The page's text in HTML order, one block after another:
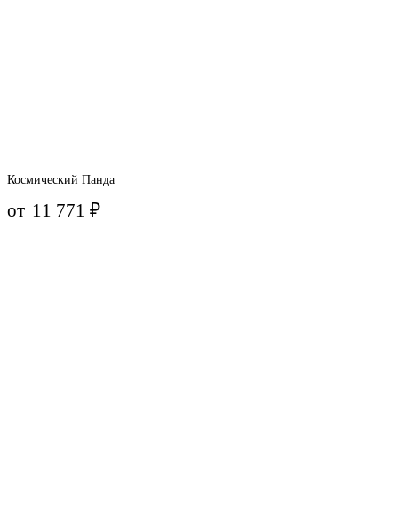
Космический Панда
от 11 771₽